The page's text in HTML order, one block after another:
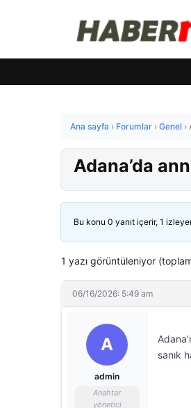
Ana sayfa › Forumlar › Genel ›
Adana’da
Bu konu 0 yanıt içerir, 1
1 yazı görüntüleniyor
06/16/2026: 5:49 am
A
admin
Anahtar
yönetici
sanık